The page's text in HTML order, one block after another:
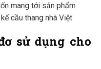
mang tới sản phẩm
cầu thang nhà Việt
sử dụng cho